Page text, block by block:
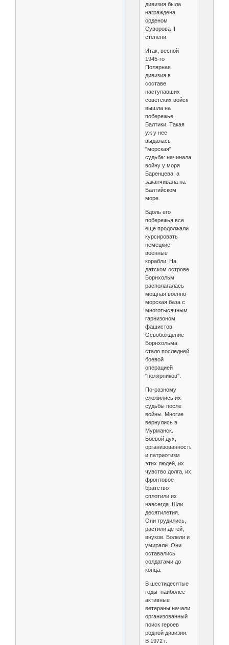
дивизия была
награждена
орденом
Суворова II
степени.
Итак, весной
1945-го
Полярная
дивизия в
составе
наступавших
советских войск
вышла на
побережье
Балтики. Такая
уж у нее
выдалась
"морская"
судьба: начинала
войну у моря
Баренцева, а
заканчивала на
Балтийском
море.
Вдоль его
побережья все
еще продолжали
курсировать
немецкие
военные
корабли. На
датском острове
Борнхольм
располагалась
мощная военно-
морская база с
многотысячным
гарнизоном
фашистов.
Освобождение
Борнхольма
стало последней
боевой
операцией
"полярников".
По-разному
сложились их
судьбы после
войны. Многие
вернулись в
Мурманск.
Боевой дух,
организованность
и патриотизм
этих людей, их
чувство долга, их
фронтовое
братство
сплотили их
навсегда. Шли
десятилетия.
Они трудились,
растили детей,
внуков. Болели и
умирали. Они
оставались
солдатами до
конца.
В шестидесятые
годы наиболее
активные
ветераны начали
организованный
поиск героев
родной дивизии.
В 1972 г.